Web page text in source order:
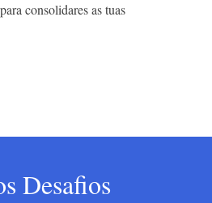
consolidares as tuas
Desafios